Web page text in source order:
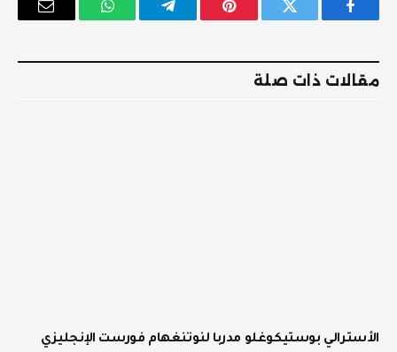
فيسبوك تويتر بينتيريستتيلقرام واتساب
البريد
مقالات ذات صلة
الأسترالي بوستيكوغلو مدربا لنوتنغهام فورست الإنجليزي